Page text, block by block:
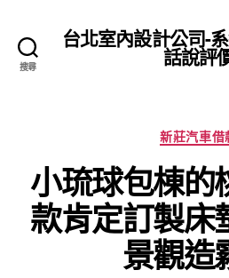
搜尋
台北室內設計公司-
話說評
分
類
新莊汽車借
小琉球包棟的
款肯定訂製床
景觀造